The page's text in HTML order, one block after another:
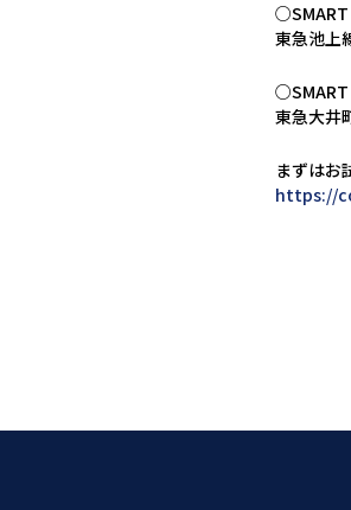
○SMART
東急池上
○SMART
東急大井
まずはお
https://